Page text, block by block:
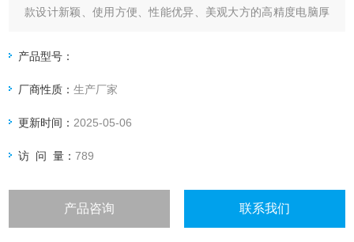
款设计新颖、使用方便、性能优异、美观大方的高精度电脑厚
具备测试、转换、显示、记忆、打印、数据处理功能，是造
设备。
产品型号：
厂商性质：生产厂家
更新时间： 2025-05-06
访 问 量：789
产品咨询 联系我们